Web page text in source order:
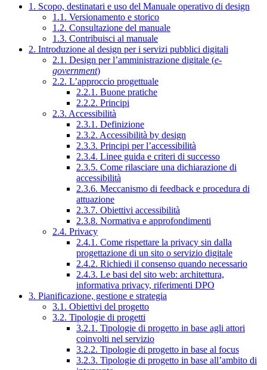
1. Scopo, destinatari e uso del Manuale operativo di design
1.1. Versionamento e storico
1.2. Consultazione del manuale
1.3. Contribuisci al manuale
2. Introduzione al design per i servizi pubblici digitali
2.1. Design per l’amministrazione digitale (e-
government)
2.2. L’approccio progettuale
2.2.1. Buone pratiche
2.2.2. Principi
2.3. Accessibilità
2.3.1. Definizione
2.3.2. Accessibilità by design
2.3.3. Principi per l’accessibilità
2.3.4. Linee guida e criteri di successo
2.3.5. Come rilasciare una dichiarazione di
accessibilità
2.3.6. Meccanismo di feedback e procedura di
attuazione
2.3.7. Obiettivi accessibilità
2.3.8. Normativa e approfondimenti
2.4. Privacy
2.4.1. Come rispettare la privacy sin dalla
progettazione di un sito o servizio digitale
2.4.2. Richiedi il consenso quando necessario
2.4.3. Le basi del sito web: architettura,
informativa privacy, riferimenti DPO
3. Pianificazione, gestione e strategia
3.1. Obiettivi del progetto
3.2. Tipologie di progetti
3.2.1. Tipologie di progetto in base agli attori
coinvolti nel servizio
3.2.2. Tipologie di progetto in base al focus
3.2.3. Tipologie di progetto in base all’ambito di